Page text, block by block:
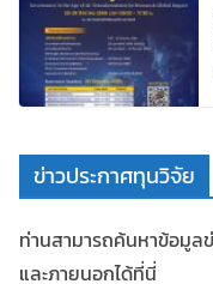
ข่าวประกาศทุนวิจัย
ท่านสามารถค้นหาข้อมูล
และภายนอกได้ที่นี่